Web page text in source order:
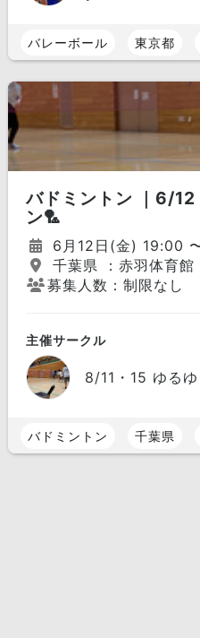
バレーボール 東京都
バドミントン ｜6/12
ン🏸
6月12日(金) 19:00
千葉県 ：赤羽体育館
募集人数：制限なし
主催サークル
8/11・15 ゆる
バドミントン 千葉県